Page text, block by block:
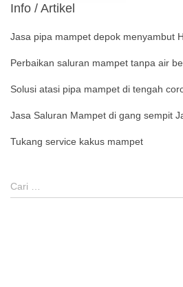
Info / Artikel
Jasa pipa mampet depok menyambut
Perbaikan saluran mampet tanpa air
Solusi atasi pipa mampet di tengah
Jasa Saluran Mampet di gang sempit
Tukang service kakus mampet
Cari …